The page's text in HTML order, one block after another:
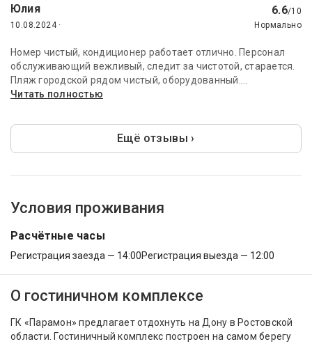
Юлия 6.6/10
10.08.2024 ·
Нормально
Номер чистый, кондиционер работает отлично. Персонал
обслуживающий вежливый, следит за чистотой, старается.
Пляж городской рядом чистый, оборудованный....
Читать полностью
Ещё отзывы ›
Условия проживания
Расчётные часы
Регистрация заезда — 14:00Регистрация выезда — 12:00
О гостиничном комплексе
ГК «Парамон» предлагает отдохнуть на Дону в Ростовской
области. Гостиничный комплекс построен на самом берегу